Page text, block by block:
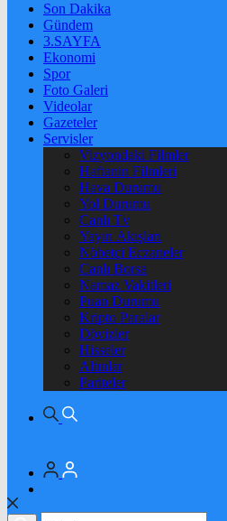
Son Dakika
Gündem
3.SAYFA
Ekonomi
Spor
Foto Galeri
Videolar
Gazeteler
Servisler
Vizyondaki Filmler
Haftanin Filmleri
Hava Durumu
Yol Durumu
Canlı Tv
Yayın Akışları
Nöbetçi Eczaneler
Canlı Borsa
Namaz Vakitleri
Puan Durumu
Kripto Paralar
Dövizler
Hisseler
Altınlar
Pariteler